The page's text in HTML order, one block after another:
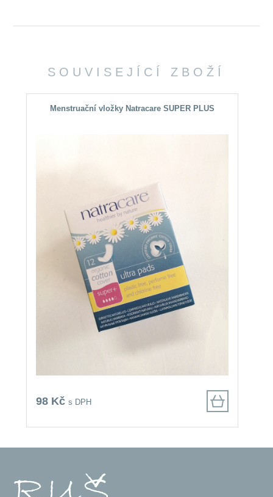
SOUVISEJÍCÍ ZBOŽÍ
Menstruační vložky Natracare SUPER PLUS
98 Kč s DPH